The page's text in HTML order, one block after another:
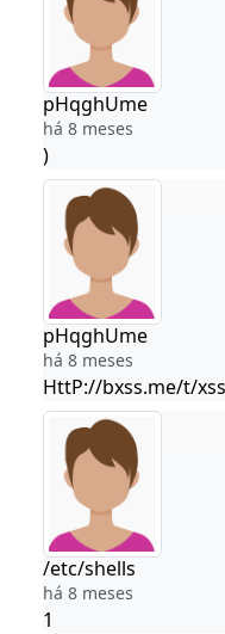
pHqghUme
há 8 meses
)
pHqghUme
há 8 meses
HttP://bxss.me/t/
/etc/shells
há 8 meses
1